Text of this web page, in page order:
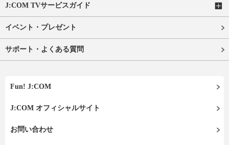
J:COM TVサービスガイド
イベント・プレゼント
サポート・よくある質問
Fun! J:COM
J:COM オフィシャルサイト
お問い合わせ